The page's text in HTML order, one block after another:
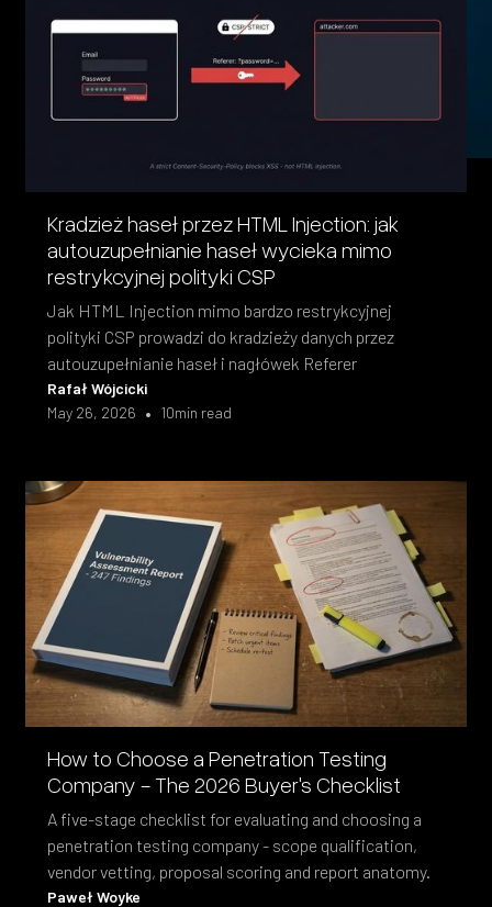
Kradzież haseł przez HTML Injection: jak
autouzupełnianie haseł wycieka mimo
restrykcyjnej polityki CSP
Jak HTML Injection mimo bardzo restrykcyjnej
polityki CSP prowadzi do kradzieży danych przez
autouzupełnianie haseł i nagłówek Referer
Rafał Wójcicki
May 26, 2026 • 10min read
How to Choose a Penetration Testing
Company - The 2026 Buyer's Checklist
A five-stage checklist for evaluating and choosing a
penetration testing company - scope qualification,
vendor vetting, proposal scoring and report anatomy.
Paweł Woyke